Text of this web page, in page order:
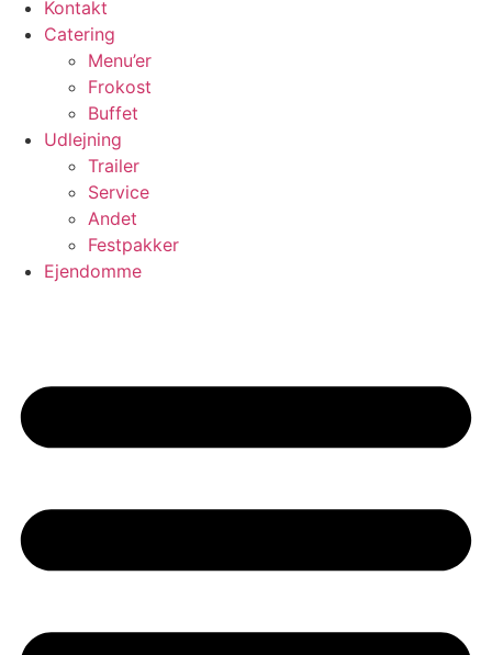
Kontakt
Catering
Menu’er
Frokost
Buffet
Udlejning
Trailer
Service
Andet
Festpakker
Ejendomme